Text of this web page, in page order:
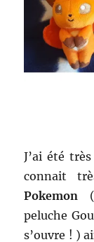
J’ai été
connait
Pokemon
peluche
s’ouvre ! )